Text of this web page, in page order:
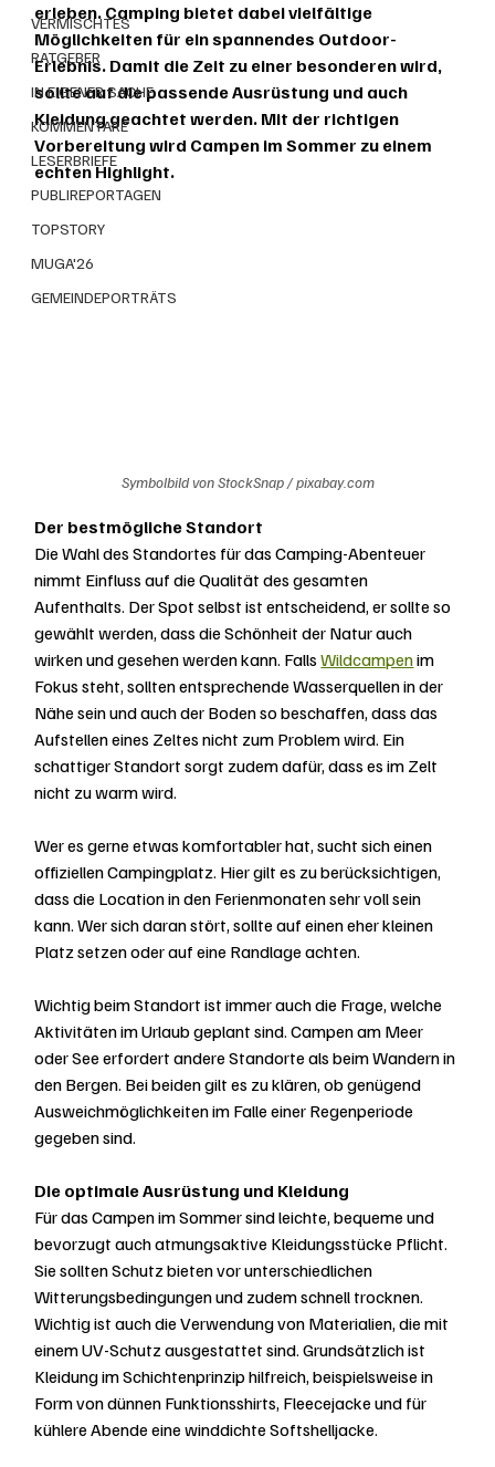
VERMISCHTES
RATGEBER
IN EIGENER SACHE
KOMMENTARE
LESERBRIEFE
PUBLIREPORTAGEN
TOPSTORY
MUGA'26
GEMEINDEPORTRÄTS
erleben. Camping bietet dabei vielfältige
Möglichkeiten für ein spannendes Outdoor-
Erlebnis. Damit die Zeit zu einer besonderen wird,
sollte auf die passende Ausrüstung und auch
Kleidung geachtet werden. Mit der richtigen
Vorbereitung wird Campen im Sommer zu einem
echten Highlight.
Symbolbild von StockSnap / pixabay.com
Der bestmögliche Standort
Die Wahl des Standortes für das Camping-Abenteuer
nimmt Einfluss auf die Qualität des gesamten
Aufenthalts. Der Spot selbst ist entscheidend, er sollte so
gewählt werden, dass die Schönheit der Natur auch
wirken und gesehen werden kann. Falls Wildcampen im
Fokus steht, sollten entsprechende Wasserquellen in der
Nähe sein und auch der Boden so beschaffen, dass das
Aufstellen eines Zeltes nicht zum Problem wird. Ein
schattiger Standort sorgt zudem dafür, dass es im Zelt
nicht zu warm wird.
Wer es gerne etwas komfortabler hat, sucht sich einen
offiziellen Campingplatz. Hier gilt es zu berücksichtigen,
dass die Location in den Ferienmonaten sehr voll sein
kann. Wer sich daran stört, sollte auf einen eher kleinen
Platz setzen oder auf eine Randlage achten.
Wichtig beim Standort ist immer auch die Frage, welche
Aktivitäten im Urlaub geplant sind. Campen am Meer
oder See erfordert andere Standorte als beim Wandern in
den Bergen. Bei beiden gilt es zu klären, ob genügend
Ausweichmöglichkeiten im Falle einer Regenperiode
gegeben sind.
Die optimale Ausrüstung und Kleidung
Für das Campen im Sommer sind leichte, bequeme und
bevorzugt auch atmungsaktive Kleidungsstücke Pflicht.
Sie sollten Schutz bieten vor unterschiedlichen
Witterungsbedingungen und zudem schnell trocknen.
Wichtig ist auch die Verwendung von Materialien, die mit
einem UV-Schutz ausgestattet sind. Grundsätzlich ist
Kleidung im Schichtenprinzip hilfreich, beispielsweise in
Form von dünnen Funktionsshirts, Fleecejacke und für
kühlere Abende eine winddichte Softshelljacke.